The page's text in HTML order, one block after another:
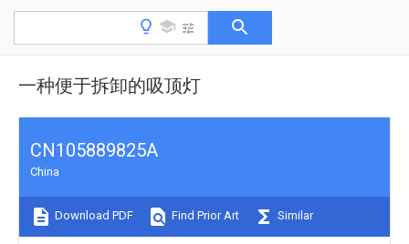
一种便于拆卸的吸顶灯
CN105889825A
China
Download PDF Find Prior Art Similar